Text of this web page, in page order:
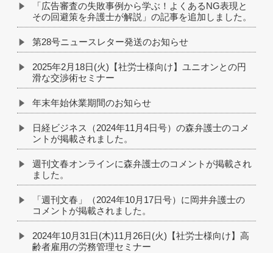
「広告審査の失敗事例から学ぶ！よくあるNG表現と
その回避策を弁護士が解説」の記事を追加しました。
第28号ニュースレター発送のお知らせ
2025年2月18日(火)【社労士様向け】ユニオンとの円
滑な交渉術セミナー
年末年始休業期間のお知らせ
日経ビジネス（2024年11月4日号）の森弁護士のコメ
ントが掲載されました。
週刊文春オンラインに森弁護士のコメントが掲載され
ました。
「週刊文春」（2024年10月17日号）に岡井弁護士の
コメントが掲載されました。
2024年10月31日(木)11月26日(火)【社労士様向け】高
齢者雇用の労務管理セミナー